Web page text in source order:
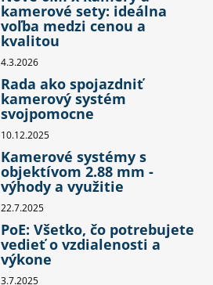
kamerové sety: ideálna
voľba medzi cenou a
kvalitou
4.3.2026
Rada ako spojazdniť
kamerový systém
svojpomocne
10.12.2025
Kamerové systémy s
objektívom 2.88 mm -
výhody a využitie
22.7.2025
PoE: Všetko, čo potrebujete
vedieť o vzdialenosti a
výkone
3.7.2025